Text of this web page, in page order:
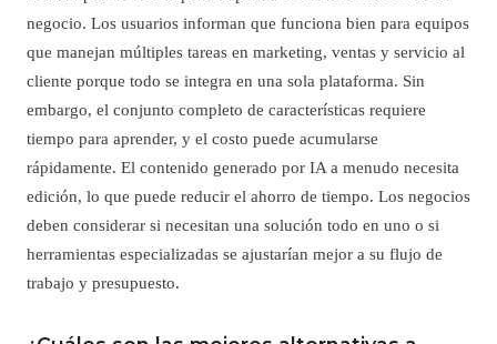
negocio. Los usuarios informan que funciona bien para equipos
que manejan múltiples tareas en marketing, ventas y servicio al
cliente porque todo se integra en una sola plataforma. Sin
embargo, el conjunto completo de características requiere
tiempo para aprender, y el costo puede acumularse
rápidamente. El contenido generado por IA a menudo necesita
edición, lo que puede reducir el ahorro de tiempo. Los negocios
deben considerar si necesitan una solución todo en uno o si
herramientas especializadas se ajustarían mejor a su flujo de
trabajo y presupuesto.